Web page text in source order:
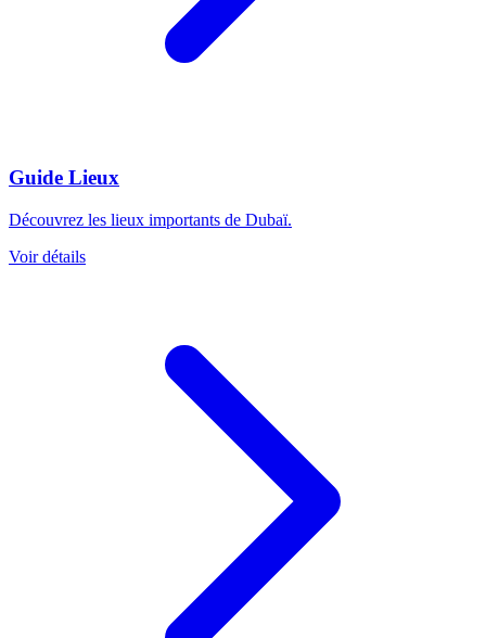
Guide Lieux
Découvrez les lieux importants de Dubaï.
Voir détails